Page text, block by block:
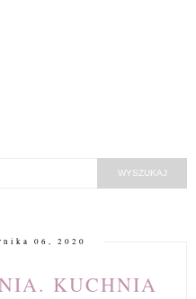
06, 2020
KUCHNIA